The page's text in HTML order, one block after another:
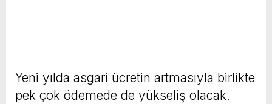
Yeni yılda asgari ücretin artmasıyla birlikte
pek çok ödemede de yükseliş olacak.